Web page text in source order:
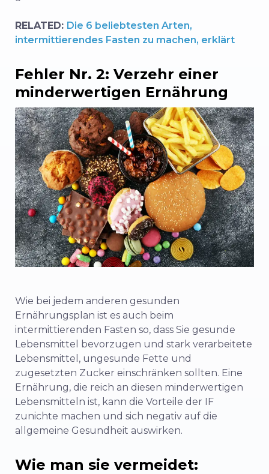
RELATED: Die 6 beliebtesten Arten,
intermittierendes Fasten zu machen, erklärt
Fehler Nr. 2: Verzehr einer
minderwertigen Ernährung
Wie bei jedem anderen gesunden
Ernährungsplan ist es auch beim
intermittierenden Fasten so, dass Sie gesunde
Lebensmittel bevorzugen und stark verarbeitete
Lebensmittel, ungesunde Fette und
zugesetzten Zucker einschränken sollten. Eine
Ernährung, die reich an diesen minderwertigen
Lebensmitteln ist, kann die Vorteile der IF
zunichte machen und sich negativ auf die
allgemeine Gesundheit auswirken.
Wie man sie vermeidet: